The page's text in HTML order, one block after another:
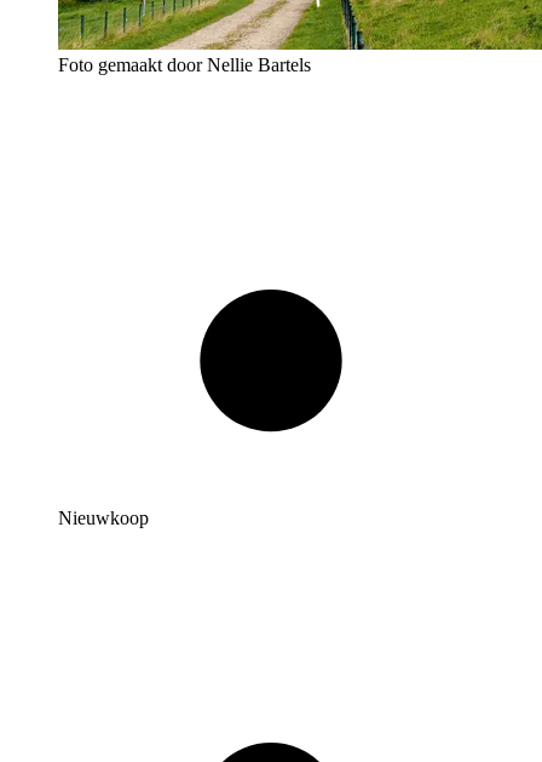
Foto gemaakt door Nellie Bartels
Nieuwkoop